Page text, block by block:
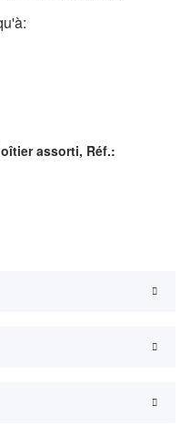
assorti, Réf.: